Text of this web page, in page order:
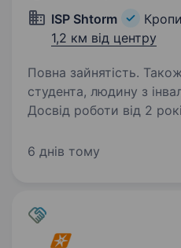
ISP Shtorm
1,2 км від центру
Повна зайнятість.
студента, людину з
Досвід роботи від 2 років. Вимоги:
знання принципів
роботи з
6 днів тому